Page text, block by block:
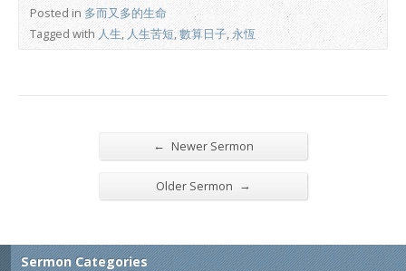
Posted in 多而又多的生命
Tagged with人生,人生苦短,數算日子,永恆
← Newer Sermon
Older Sermon →
Sermon Categories